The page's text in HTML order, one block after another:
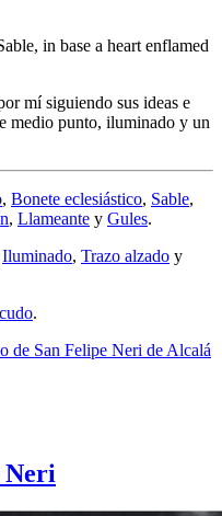
in base a heart enflamed
mí siguiendo sus ideas e
medio punto, iluminado y un
, Bonete eclesiástico, Sable,
, Llameante y Gules.
Iluminado, Trazo alzado y
.
de San Felipe Neri de Alcalá
Neri